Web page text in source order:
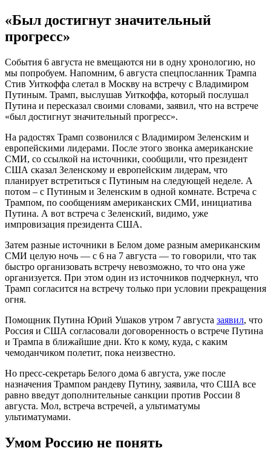
«Был достигнут значительный
прогресс»
События 6 августа не вмещаются ни в одну хронологию, но
мы попробуем. Напомним, 6 августа спецпосланник Трампа
Стив Уиткоффа слетал в Москву на встречу с Владимиром
Путиным. Трамп, выслушав Уиткоффа, который послушал
Путина и пересказал своими словами, заявил, что на встрече
«был достигнут значительный прогресс».
На радостях Трамп созвонился с Владимиром Зеленским и
европейскими лидерами. После этого звонка американские
СМИ, со ссылкой на источники, сообщили, что президент
США сказал Зеленскому и европейским лидерам, что
планирует встретиться с Путиным на следующей неделе. А
потом – с Путиным и Зеленским в одной комнате. Встреча с
Трампом, по сообщениям американских СМИ, инициатива
Путина. А вот встреча с Зеленский, видимо, уже
импровизация президента США.
Затем разные источники в Белом доме разным американским
СМИ целую ночь — с 6 на 7 августа — то говорили, что так
быстро организовать встречу невозможно, то что она уже
организуется. При этом один из источников подчеркнул, что
Трамп согласится на встречу только при условии прекращения
огня.
Помощник Путина Юрий Ушаков утром 7 августа заявил, что
Россия и США согласовали договоренность о встрече Путина
и Трампа в ближайшие дни. Кто к кому, куда, с каким
чемоданчиком полетит, пока неизвестно.
Но пресс-секретарь Белого дома 6 августа, уже после
назначения Трампом рандеву Путину, заявила, что США все
равно введут дополнительные санкции против России 8
августа. Мол, встреча встречей, а ультиматумы
ультиматумами.
Умом Россию не понять